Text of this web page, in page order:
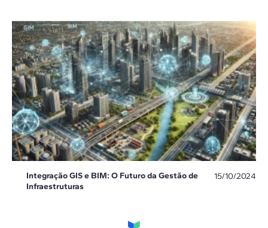
Integração GIS e BIM: O Futuro da Gestão de
Infraestruturas
15/10/2024